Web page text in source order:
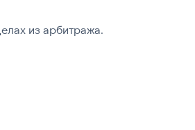
из арбитража.